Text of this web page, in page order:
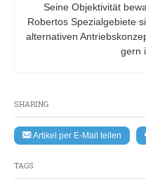
SHARING
Artikel per E-Mail teilen
TAGS
Seine Objektivität
Robertos Spezialgebiete
alternativen
gern